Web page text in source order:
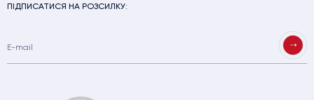
ПІДПИСАТИСЯ НА РОЗСИЛКУ: